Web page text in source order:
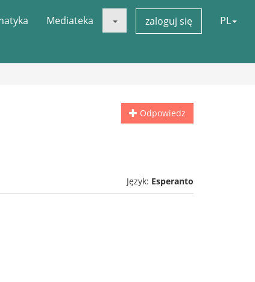
Mediateka zaloguj się PL
Odpowiedz
Język: Esperanto